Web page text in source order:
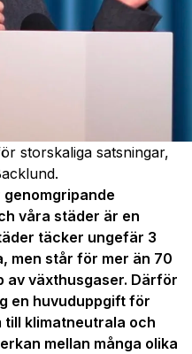
storskaliga satsningar,
våra städer är en
täcker ungefär 3
men står för mer än 70
av växthusgaser. Därför
en huvuduppgift för
till klimatneutrala och
mellan många olika